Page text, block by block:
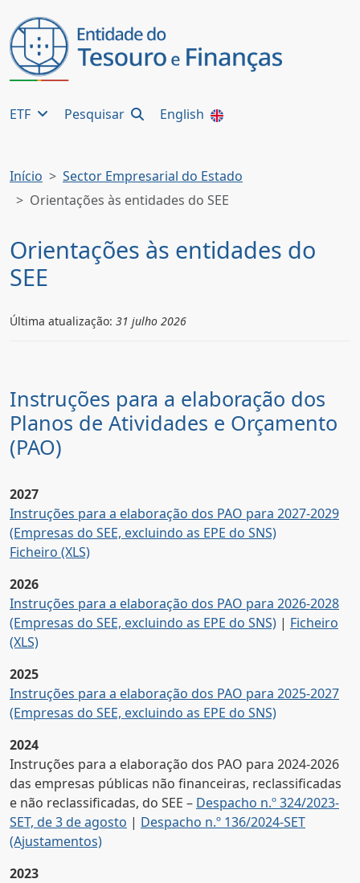
ETF Pesquisar English
Início
Sector Empresarial do Estado
Orientações às entidades do SEE
Orientações às entidades do
SEE
Última atualização: 31 julho 2026
Instruções para a elaboração dos
Planos de Atividades e Orçamento
(PAO)
2027
Instruções para a elaboração dos PAO para 2027-2029
(Empresas do SEE, excluindo as EPE do SNS)
Ficheiro (XLS)
2026
Instruções para a elaboração dos PAO para 2026-2028
(Empresas do SEE, excluindo as EPE do SNS) | Ficheiro
(XLS)
2025
Instruções para a elaboração dos PAO para 2025-2027
(Empresas do SEE, excluindo as EPE do SNS)
2024
Instruções para a elaboração dos PAO para 2024-2026
das empresas públicas não financeiras, reclassificadas
e não reclassificadas, do SEE – Despacho n.º 324/2023-
SET, de 3 de agosto | Despacho n.º 136/2024-SET
(Ajustamentos)
2023